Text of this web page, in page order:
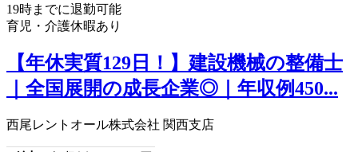
19時までに退勤可能
育児・介護休暇あり
【年休実質129日！】建設機械の整備士
｜全国展開の成長企業◎｜年収例450...
西尾レントオール株式会社 関西支店